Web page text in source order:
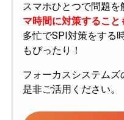
スマホひとつで問題
マ時間に対策すること
多忙でSPI対策をする
もぴったり！
フォーカスシステム
是非ご活用ください。